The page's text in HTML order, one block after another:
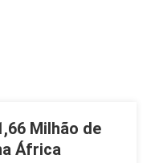
Milhão de
África